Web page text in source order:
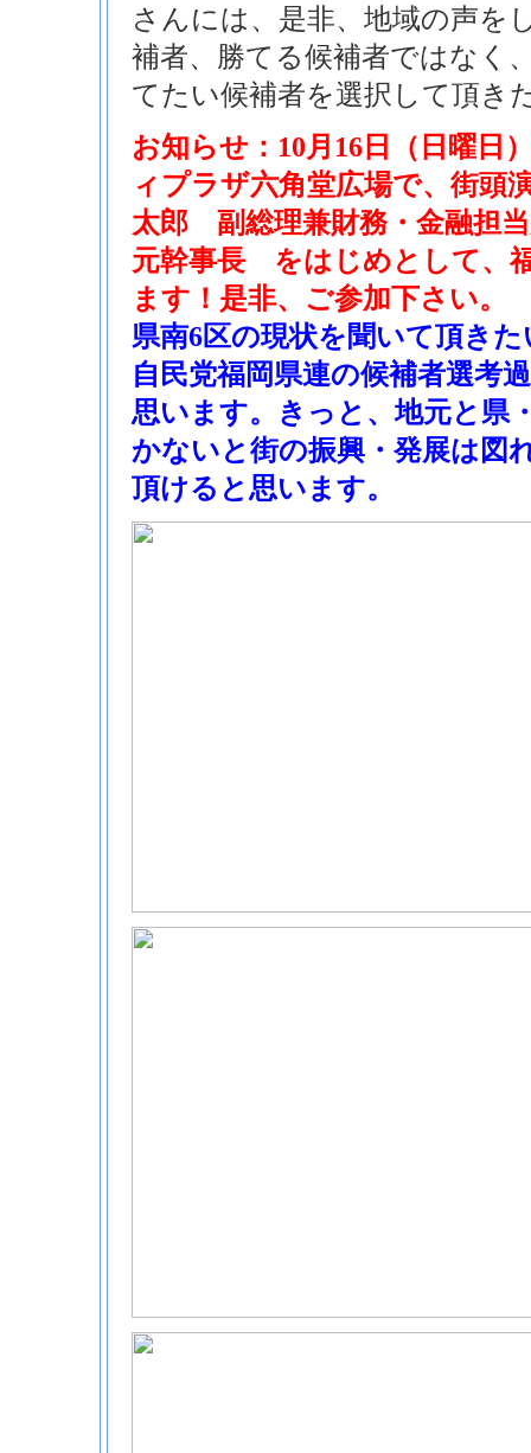
さんには、是非、地域の声を
補者、勝てる候補者ではなく
てたい候補者を選択して頂き
お知らせ：10月16日（日曜日
ィプラザ六角堂広場で、街頭
太郎 副総理兼財務・金融担
元幹事長 をはじめとして、
ます！是非、ご参加下さい。
県南6区の現状を聞いて頂き
自民党福岡県連の候補者選考
思います。きっと、地元と県
かないと街の振興・発展は図
頂けると思います。